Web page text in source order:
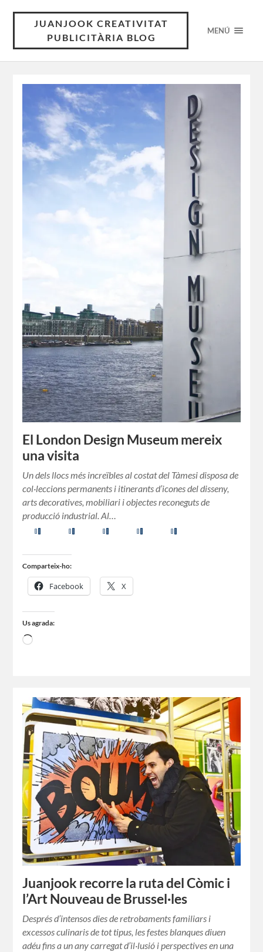
JUANJOOK CREATIVITAT
PUBLICITÀRIA BLOG
MENÚ
El London Design Museum mereix
una visita
Un dels llocs més increïbles al costat del Tàmesi disposa de
col·leccions permanents i itinerants d’icones del disseny,
arts decoratives, mobiliari i objectes reconeguts de
producció industrial. Al…
Comparteix-ho:
Facebook X
Us agrada:
Juanjook recorre la ruta del Còmic i
l’Art Nouveau de Brussel·les
Després d’intensos dies de retrobaments familiars i
excessos culinaris de tot tipus, les festes blanques diuen
adéu fins a un any carregat d’il·lusió i perspectives en una